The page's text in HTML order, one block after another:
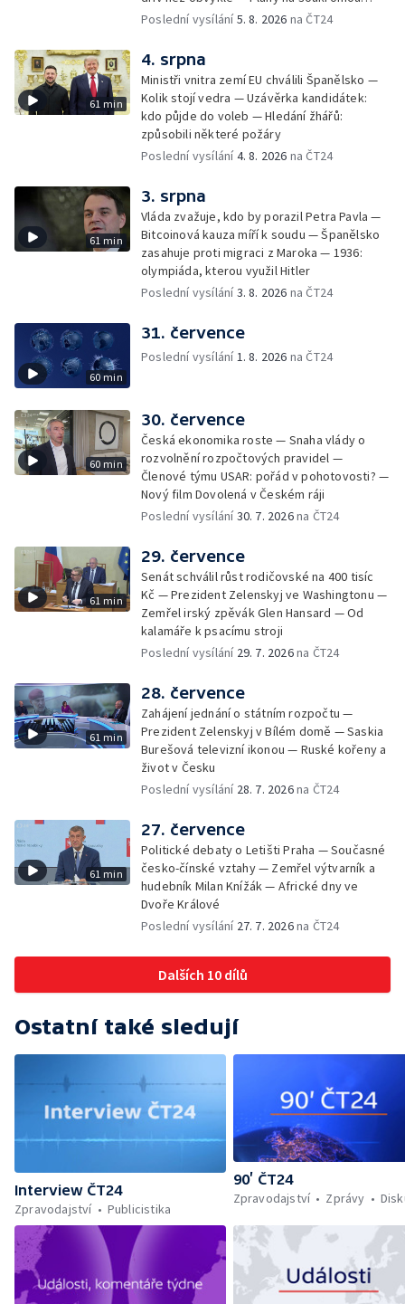
orbitální stanici
Poslední vysílání5. 8. 2026 na ČT24
61 min
4. srpna
Ministři vnitra zemí EU chválili Španělsko —
Kolik stojí vedra — Uzávěrka kandidátek:
kdo půjde do voleb — Hledání žhářů:
způsobili některé požáry
Poslední vysílání4. 8. 2026 na ČT24
61 min
3. srpna
Vláda zvažuje, kdo by porazil Petra Pavla —
Bitcoinová kauza míří k soudu — Španělsko
zasahuje proti migraci z Maroka — 1936:
olympiáda, kterou využil Hitler
Poslední vysílání3. 8. 2026 na ČT24
60 min
31. července
Poslední vysílání1. 8. 2026 na ČT24
60 min
30. července
Česká ekonomika roste — Snaha vlády o
rozvolnění rozpočtových pravidel —
Členové týmu USAR: pořád v pohotovosti? —
Nový film Dovolená v Českém ráji
Poslední vysílání30. 7. 2026na ČT24
61 min
29. července
Senát schválil růst rodičovské na 400 tisíc
Kč — Prezident Zelenskyj ve Washingtonu —
Zemřel irský zpěvák Glen Hansard — Od
kalamáře k psacímu stroji
Poslední vysílání 29. 7. 2026na ČT24
61 min
28. července
Zahájení jednání o státním rozpočtu —
Prezident Zelenskyj v Bílém domě — Saskia
Burešová televizní ikonou — Ruské kořeny a
život v Česku
Poslední vysílání 28. 7. 2026na ČT24
61 min
27. července
Politické debaty o Letišti Praha — Současné
česko-čínské vztahy — Zemřel výtvarník a
hudebník Milan Knížák — Africké dny ve
Dvoře Králové
Poslední vysílání 27. 7. 2026na ČT24
Dalších 10 dílů
Ostatní také sledují
Interview ČT24
Zpravodajství
Publicistika
90’ ČT24
Zpravodajství
Zprávy